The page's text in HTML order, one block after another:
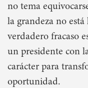
no tema
la grandeza no
verdadero fracaso
un presidente con
carácter para
oportunidad.